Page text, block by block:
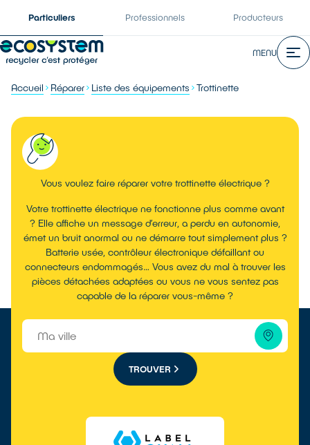
Particuliers Professionnels Producteurs
MENU
Accueil Réparer Liste des équipements Trottinette
Vous voulez faire réparer votre trottinette électrique ?
Votre trottinette électrique ne fonctionne plus comme avant
? Elle affiche un message d’erreur, a perdu en autonomie,
émet un bruit anormal ou ne démarre tout simplement plus ?
Batterie usée, contrôleur électronique défaillant ou
connecteurs endommagés… Vous avez du mal à trouver les
pièces détachées adaptées ou vous ne vous sentez pas
capable de la réparer vous-même ?
TROUVER